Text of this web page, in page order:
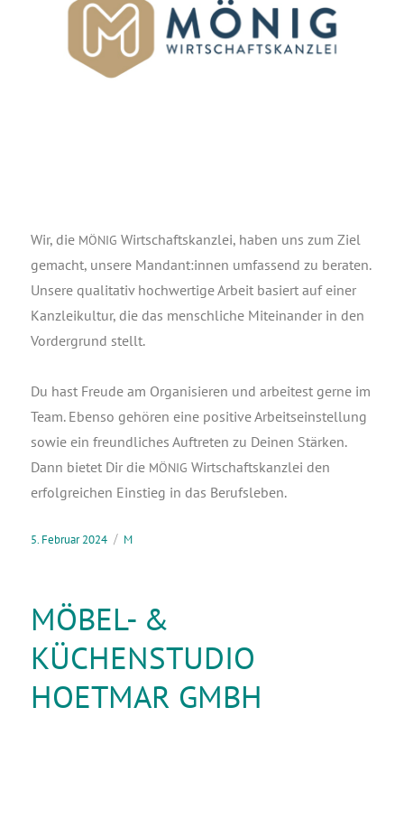
Wir, die MÖNIG Wirt­schafts­kanz­lei, haben uns zum Ziel
gemacht, unse­re Mandant:innen umfas­send zu bera­ten.
Unse­re qua­li­ta­tiv hoch­wer­ti­ge Arbeit basiert auf einer
Kanz­lei­kul­tur, die das mensch­li­che Mit­ein­an­der in den
Vor­der­grund stellt.
Du hast Freu­de am Orga­ni­sie­ren und arbei­test ger­ne im
Team. Eben­so gehö­ren eine posi­ti­ve Arbeits­ein­stel­lung
sowie ein freund­li­ches Auf­tre­ten zu Dei­nen Stär­ken.
Dann bie­tet Dir die MÖNIG Wirt­schafts­kanz­lei den
erfolg­rei­chen Ein­stieg in das Berufsleben.
5. Februar 2024 M
MÖBEL- &
KÜCHENSTUDIO
HOETMAR GMBH